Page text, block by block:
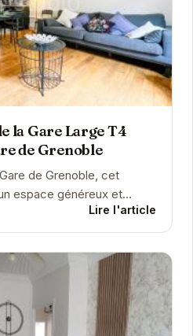
la Gare Large T4
de Grenoble
de Grenoble, cet
espace généreux et
Entièrement équipé, il...
Lire l'article